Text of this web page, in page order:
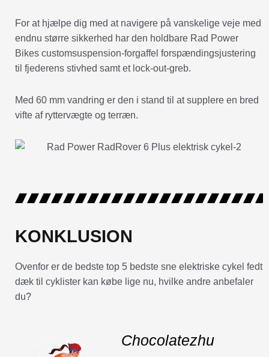
For at hjælpe dig med at navigere på vanskelige veje med
endnu større sikkerhed har den holdbare Rad Power
Bikes customsuspension-forgaffel forspændingsjustering
til fjederens stivhed samt et lock-out-greb.
Med 60 mm vandring er den i stand til at supplere en bred
vifte af ryttervægte og terræn.
KONKLUSION
Ovenfor er de bedste top 5 bedste sne elektriske cykel fedt
dæk til cyklister kan købe lige nu, hvilke andre anbefaler
du?
Chocolatezhu